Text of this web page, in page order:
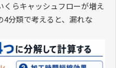
くらキャッシュフローが増え
4分類で考えると、漏れな